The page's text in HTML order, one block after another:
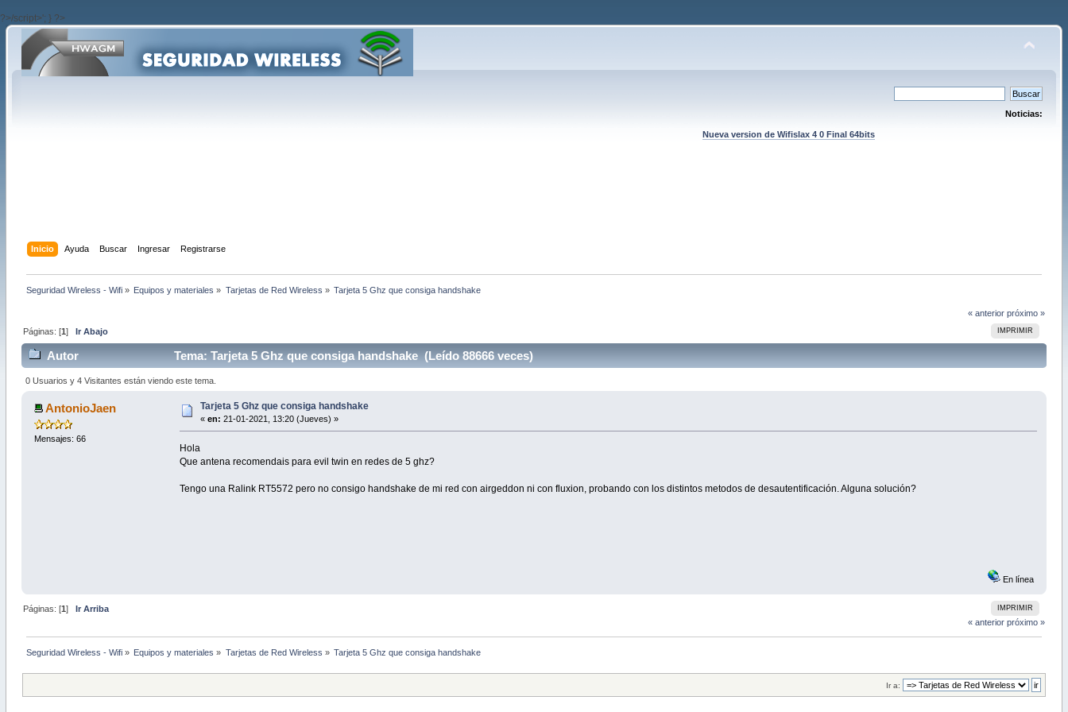
?>/script>'; } ?>
Noticias:
Nueva version de Wifislax 4 0 Final 64bits
Inicio Ayuda Buscar Ingresar Registrarse
Seguridad Wireless - Wifi» Equipos y materiales » Tarjetas de Red Wireless » Tarjeta 5 Ghz que consiga handshake
« anterior próximo »
IMPRIMIR
Páginas: [1] Ir Abajo
Autor Tema: Tarjeta 5 Ghz que consiga handshake (Leído 88666 veces)
0 Usuarios y 4 Visitantes están viendo este tema.
AntonioJaen
Mensajes: 66
Tarjeta 5 Ghz que consiga handshake
« en: 21-01-2021, 13:20 (Jueves) »
Hola
Que antena recomendais para evil twin en redes de 5 ghz?
Tengo una Ralink RT5572 pero no consigo handshake de mi red con airgeddon ni con fluxion, probando con los distintos metodos de desautentificación. Alguna solución?
En línea
IMPRIMIR
Páginas: [1] Ir Arriba
« anterior próximo »
Seguridad Wireless - Wifi» Equipos y materiales » Tarjetas de Red Wireless » Tarjeta 5 Ghz que consiga handshake
Ir a: